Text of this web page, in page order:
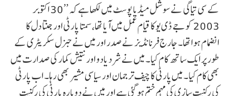
کے سی تیاگی نے سوشل میڈیا پوسٹ میں لکھا ہے کہ ’’30 اکتوبر
2003 کو جے ڈی یو کا قیام عمل میں آیا تھا، سمتا پارٹی اور جنتا دل کا
انضمام ہوا تھا۔ جارج فرنانڈیز نے صدر اور میں نے جنرل سکریٹری کے
طور پر ایک ساتھ کام کیا۔ میں نے شرد یادو اور نتیش کمار کی صدارت میں
بھی کام کیا۔ میں پارٹی کا چیف ترجمان اور سیاسی مشیر بھی رہا۔ اب پارٹی
کی رکنیت سازی کی مہم ختم ہو گئی ہے اور میں نے دوبارہ پارٹی کی رکنیت